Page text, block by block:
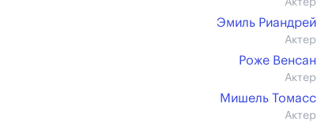
Актер
Эмиль Риандрей
Актер
Роже Венсан
Актер
Мишель Томасс
Актер